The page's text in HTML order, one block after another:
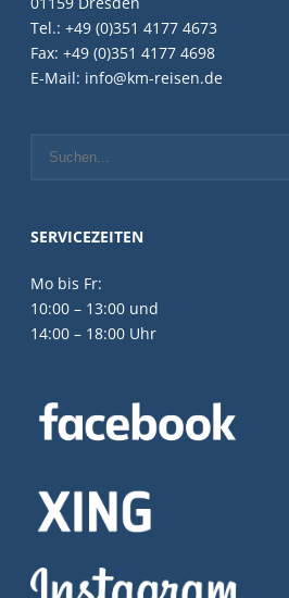
Tel.: +49 (0)351 4177 4673
Fax: +49 (0)351 4177 4698
E-Mail: info@km-reisen.de
SERVICEZEITEN
Mo bis Fr:
10:00 – 13:00 und
14:00 – 18:00 Uhr